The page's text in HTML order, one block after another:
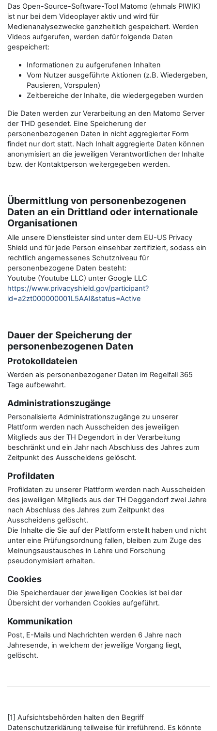
Das Open-Source-Software-Tool Matomo (ehmals PIWIK)
ist nur bei dem Videoplayer aktiv und wird für
Medienanalysezwecke ganzheitlich gespeichert. Werden
Videos aufgerufen, werden dafür folgende Daten
gespeichert:
Informationen zu aufgerufenen Inhalten
Vom Nutzer ausgeführte Aktionen (z.B. Wiedergeben,
Pausieren, Vorspulen)
Zeitbereiche der Inhalte, die wiedergegeben wurden
Die Daten werden zur Verarbeitung an den Matomo Server
der THD gesendet. Eine Speicherung der
personenbezogenen Daten in nicht aggregierter Form
findet nur dort statt. Nach Inhalt aggregierte Daten können
anonymisiert an die jeweiligen Verantwortlichen der Inhalte
bzw. der Kontaktperson weitergegeben werden.
Übermittlung von personenbezogenen
Daten an ein Drittland oder internationale
Organisationen
Alle unsere Dienstleister sind unter dem EU-US Privacy
Shield und für jede Person einsehbar zertifiziert, sodass ein
rechtlich angemessenes Schutzniveau für
personenbezogene Daten besteht:
Youtube (Youtube LLC) unter Google LLC
https://www.privacyshield.gov/participant?
id=a2zt000000001L5AAI&status=Active
Dauer der Speicherung der
personenbezogenen Daten
Protokolldateien
Werden als personenbezogener Daten im Regelfall 365
Tage aufbewahrt.
Administrationszugänge
Personalisierte Administrationszugänge zu unserer
Plattform werden nach Ausscheiden des jeweiligen
Mitglieds aus der TH Degendort in der Verarbeitung
beschränkt und ein Jahr nach Abschluss des Jahres zum
Zeitpunkt des Ausscheidens gelöscht.
Profildaten
Profildaten zu unserer Plattform werden nach Ausscheiden
des jeweiligen Mitglieds aus der TH Deggendorf zwei Jahre
nach Abschluss des Jahres zum Zeitpunkt des
Ausscheidens gelöscht.
Die Inhalte die Sie auf der Plattform erstellt haben und nicht
unter eine Prüfungsordnung fallen, bleiben zum Zuge des
Meinungsaustausches in Lehre und Forschung
pseudonymisiert erhalten.
Cookies
Die Speicherdauer der jeweiligen Cookies ist bei der
Übersicht der vorhanden Cookies aufgeführt.
Kommunikation
Post, E-Mails und Nachrichten werden 6 Jahre nach
Jahresende, in welchem der jeweilige Vorgang liegt,
gelöscht.
[1] Aufsichtsbehörden halten den Begriff
Datenschutzerklärung teilweise für irreführend. Es könnte